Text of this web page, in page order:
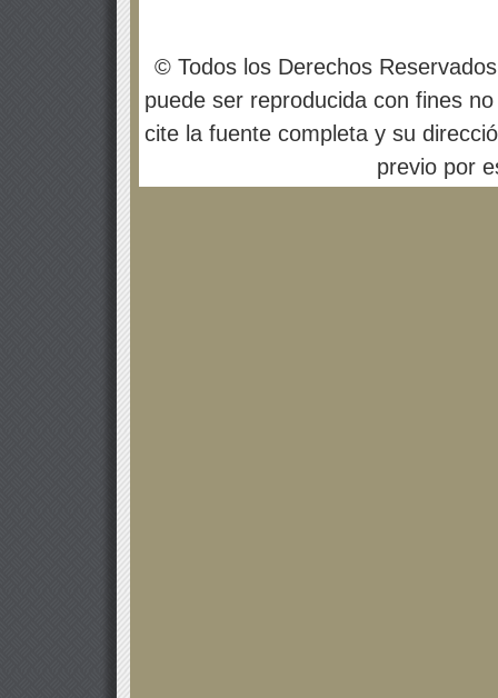
© Todos los Derechos
puede ser reproducida con fines
cite la fuente completa y su
previo por